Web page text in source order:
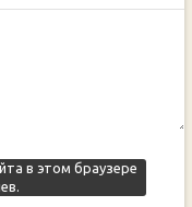
в этом браузере